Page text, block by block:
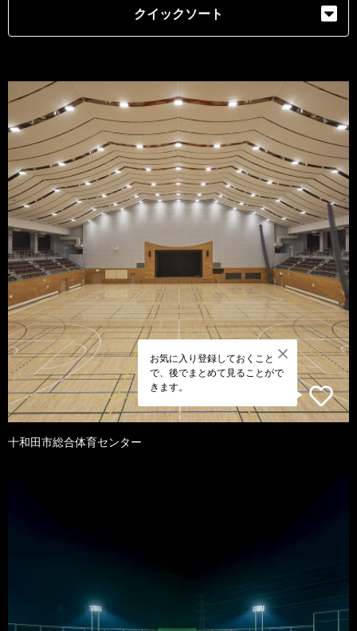
クイックソート
お気に入り登録しておくこと
で、後でまとめて見ることがで
きます。
十和田市総合体育センター